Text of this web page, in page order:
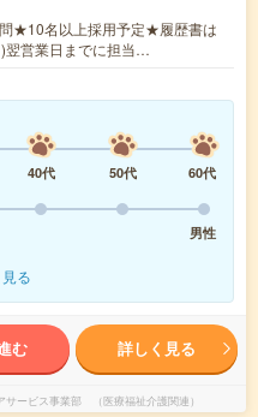
★10名以上採用予定★履歴書は
営業日までに担当…
40代 50代
60代
男性
る
む 詳しく見る
ービス事業部 （医療福祉介護関連）